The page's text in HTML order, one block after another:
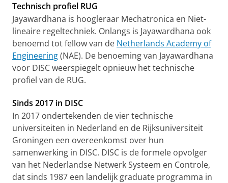
Technisch profiel RUG
Jayawardhana is hoogleraar Mechatronica en Niet-
lineaire regeltechniek. Onlangs is Jayawardhana ook
benoemd tot fellow van de Netherlands Academy of
Engineering(NAE). De benoeming van Jayawardhana
voor DISC weerspiegelt opnieuw het technische
profiel van de RUG.
Sinds 2017 in DISC
In 2017 ondertekenden de vier technische
universiteiten in Nederland en de Rijksuniversiteit
Groningen een overeenkomst over hun
samenwerking in DISC. DISC is de formele opvolger
van het Nederlandse Netwerk Systeem en Controle,
dat sinds 1987 een landelijk graduate programma in